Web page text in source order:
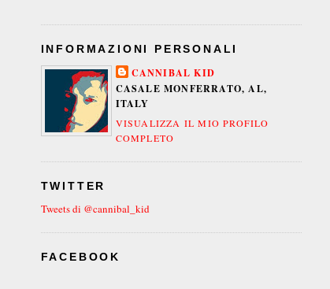
INFORMAZIONI PERSONALI
CANNIBAL KID
CASALE MONFERRATO, AL,
ITALY
VISUALIZZA IL MIO PROFILO
COMPLETO
TWITTER
Tweets di @cannibal_kid
FACEBOOK